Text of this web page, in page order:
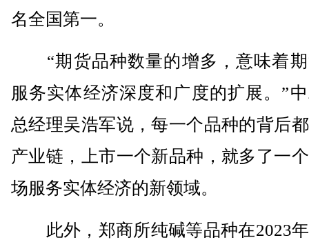
名全国第一。
“期货品种数量的增多，意味着期
服务实体经济深度和广度的扩展。”
总经理吴浩军说，每一个品种的背后
产业链，上市一个新品种，就多了一
场服务实体经济的新领域。
此外，郑商所纯碱等品种在2023